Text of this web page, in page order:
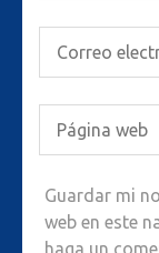
Guardar mi
web en este
haga un